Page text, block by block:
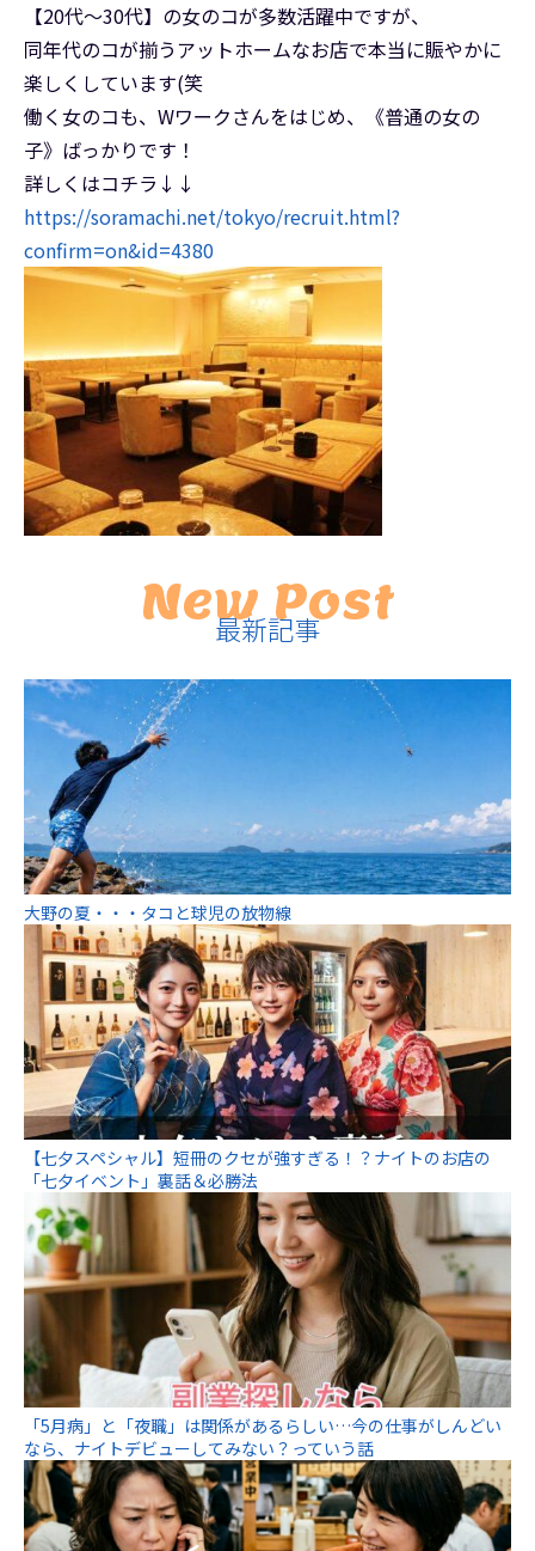
【20代～30代】の女のコが多数活躍中ですが、
同年代のコが揃うアットホームなお店で本当に賑やかに
楽しくしています(笑
働く女のコも、Wワークさんをはじめ、《普通の女の
子》ばっかりです！
詳しくはコチラ↓↓
https://soramachi.net/tokyo/recruit.html?
confirm=on&id=4380
New Post
最新記事
大野の夏・・・タコと球児の放物線
【七夕スペシャル】短冊のクセが強すぎる！？ナイトのお店の
「七夕イベント」裏話＆必勝法
「5月病」と「夜職」は関係があるらしい…今の仕事がしんどい
なら、ナイトデビューしてみない？っていう話